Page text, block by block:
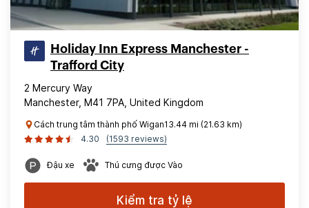
Holiday Inn Express Manchester -
Trafford City
2 Mercury Way
Manchester, M41 7PA, United Kingdom
Cách trung tâm thành phố Wigan13.44 mi (21.63 km)
4.30
(1593 reviews)
Đậu xe Thú cưng được Vào
Kiểm tra tỷ lệ